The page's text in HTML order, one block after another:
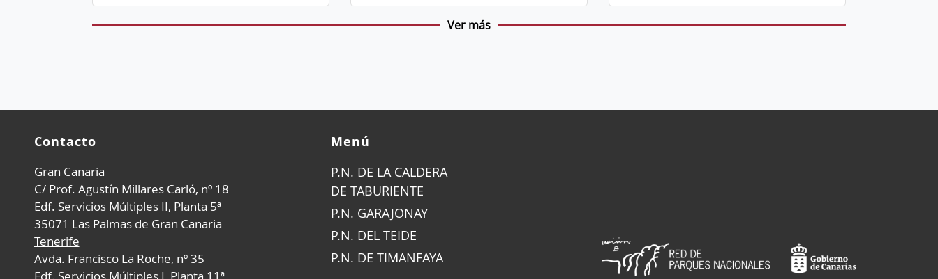
Ver más
Contacto
Gran Canaria
C/ Prof. Agustín Millares Carló, nº 18
Edf. Servicios Múltiples II, Planta 5ª
35071 Las Palmas de Gran Canaria
Tenerife
Avda. Francisco La Roche, nº 35
Edf. Servicios Múltiples I, Planta 11ª
Menú
P.N. DE LA CALDERA
DE TABURIENTE
P.N. GARAJONAY
P.N. DEL TEIDE
P.N. DE TIMANFAYA